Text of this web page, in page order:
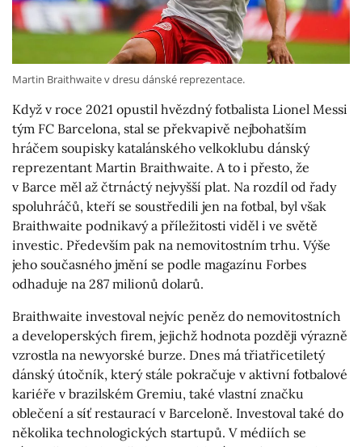
Martin Braithwaite v dresu dánské reprezentace.
Když v roce 2021 opustil hvězdný fotbalista Lionel Messi
tým FC Barcelona, stal se překvapivě nejbohatším
hráčem soupisky katalánského velkoklubu dánský
reprezentant Martin Braithwaite. A to i přesto, že
v Barce měl až čtrnáctý nejvyšší plat. Na rozdíl od řady
spoluhráčů, kteří se soustředili jen na fotbal, byl však
Braithwaite podnikavý a příležitosti viděl i ve světě
investic. Především pak na nemovitostním trhu. Výše
jeho současného jmění se podle magazínu Forbes
odhaduje na 287 milionů dolarů.
Braithwaite investoval nejvíc peněz do nemovitostních
a developerských firem, jejichž hodnota později výrazně
vzrostla na newyorské burze. Dnes má třiatřicetiletý
dánský útočník, který stále pokračuje v aktivní fotbalové
kariéře v brazilském Gremiu, také vlastní značku
oblečení a síť restaurací v Barceloně. Investoval také do
několika technologických startupů. V médiích se